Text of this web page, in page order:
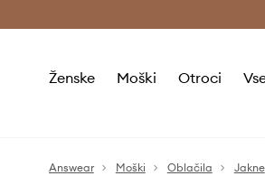
Ženske Moški Otroci
Answear Moški Oblačila Jakne